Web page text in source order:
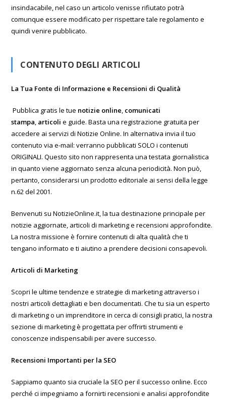
insindacabile, nel caso un articolo venisse rifiutato potrà
comunque essere modificato per rispettare tale regolamento e
quindi venire pubblicato.
CONTENUTO DEGLI ARTICOLI
La Tua Fonte di Informazione e Recensioni di Qualità
Pubblica gratis le tue notizie online, comunicati
stampa, articoli e guide. Basta una registrazione gratuita per
accedere ai servizi di Notizie Online. In alternativa invia il tuo
contenuto via e-mail: verranno pubblicati SOLO i contenuti
ORIGINALI. Questo sito non rappresenta una testata giornalistica
in quanto viene aggiornato senza alcuna periodicità. Non può,
pertanto, considerarsi un prodotto editoriale ai sensi della legge
n.62 del 2001.
Benvenuti su NotizieOnline.it, la tua destinazione principale per
notizie aggiornate, articoli di marketing e recensioni approfondite.
La nostra missione è fornire contenuti di alta qualità che ti
tengano informato e ti aiutino a prendere decisioni consapevoli.
Articoli di Marketing
Scopri le ultime tendenze e strategie di marketing attraverso i
nostri articoli dettagliati e ben documentati. Che tu sia un esperto
di marketing o un imprenditore in cerca di consigli pratici, la nostra
sezione di marketing è progettata per offrirti strumenti e
conoscenze indispensabili per avere successo.
Recensioni Importanti per la SEO
Sappiamo quanto sia cruciale la SEO per il successo online. Ecco
perché ci impegniamo a fornirti recensioni e analisi approfondite